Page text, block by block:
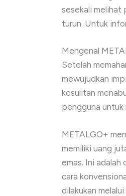
sesekali melihat
turun. Untuk
Mengenal
Setelah
mewujudkan
kesulitan
pengguna untuk
METALGO+
memiliki uang
emas. Ini adalah
cara
dilakukan